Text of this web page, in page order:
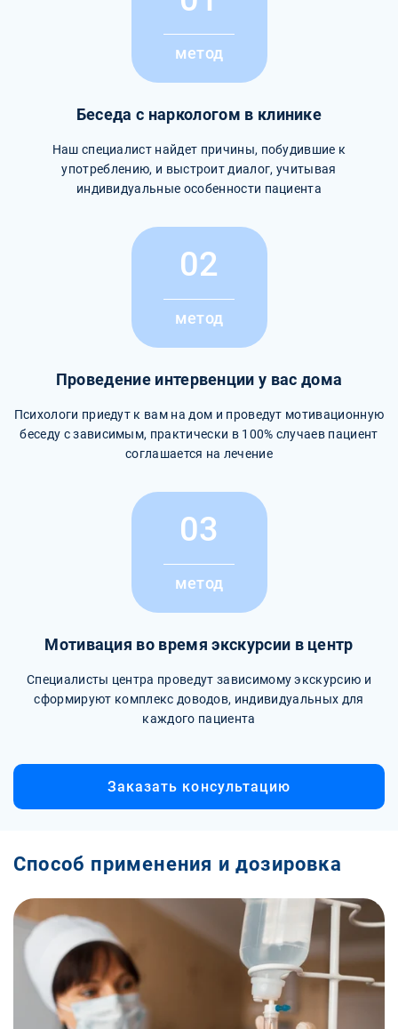
метод
Беседа с наркологом в клинике
Наш специалист найдет причины, побудившие к
употреблению, и выстроит диалог, учитывая
индивидуальные особенности пациента
02
метод
Проведение интервенции у вас дома
Психологи приедут к вам на дом и проведут мотивационную
беседу с зависимым, практически в 100% случаев пациент
соглашается на лечение
03
метод
Мотивация во время экскурсии в центр
Специалисты центра проведут зависимому экскурсию и
сформируют комплекс доводов, индивидуальных для
каждого пациента
Заказать консультацию
Способ применения и дозировка